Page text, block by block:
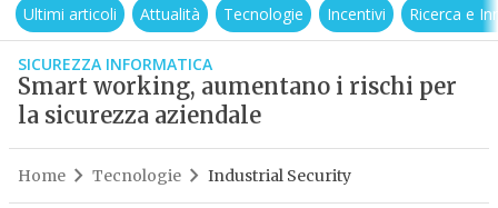
Ultimi articoli Attualità Tecnologie Incentivi Ricerca e
SICUREZZA INFORMATICA
Smart working, aumentano i rischi per
la sicurezza aziendale
Home Tecnologie Industrial Security